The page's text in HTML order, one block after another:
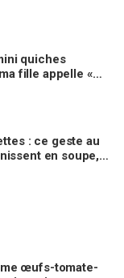
quiches
fille appelle «
: ce geste au
en soupe,
œufs-tomate-